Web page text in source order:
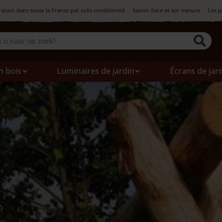
dans toute la France par colis conditionné Savoir-faire et sur mesure Les
bois
Luminaires de jardin
Écrans de